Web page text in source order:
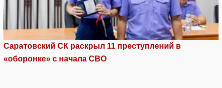
Саратовский СК раскрыл 11 преступлений в
«оборонке» с начала СВО